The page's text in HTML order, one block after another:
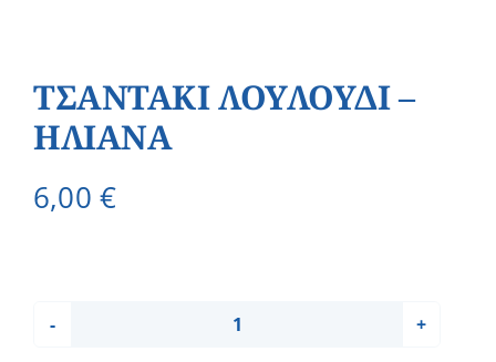
ΤΣΑΝΤΑΚΙ ΛΟΥΛΟΥΔΙ –
ΗΛΙΑΝΑ
6,00€